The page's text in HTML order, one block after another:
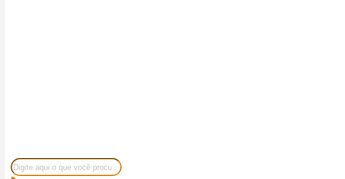
Pesquisar
produtos